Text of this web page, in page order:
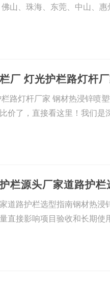
山、珠海、东莞、中山、
路灯杆厂家 钢材热浸锌喷
价了，直接看这里！我们是
道路护栏选型指南钢材热
直接影响项目验收和长期